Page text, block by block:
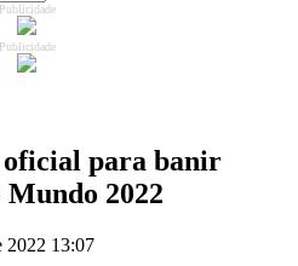
Publicidade
Publicidade
oficial para banir
Mundo 2022
2022 13:07